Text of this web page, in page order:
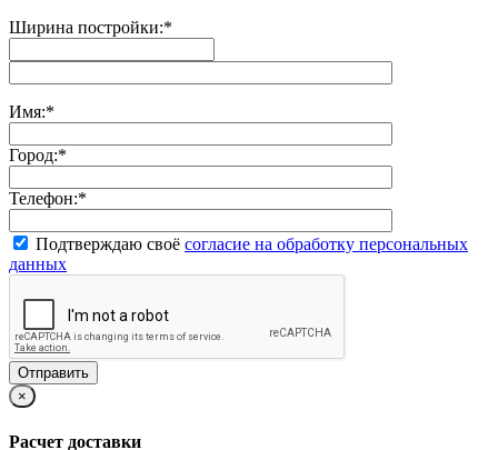
Ширина постройки:*
Имя:*
Город:*
Телефон:*
Подтверждаю своё согласие на обработку персональных
данных
×
Расчет доставки